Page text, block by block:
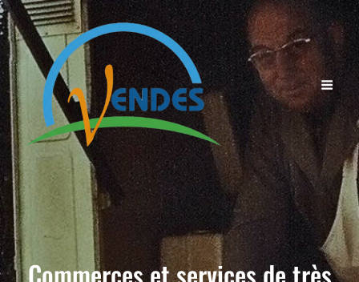
Commerces et services de très